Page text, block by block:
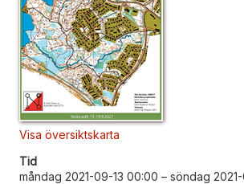
Visa översiktskarta
Tid
måndag 2021-09-13 00:00 – söndag